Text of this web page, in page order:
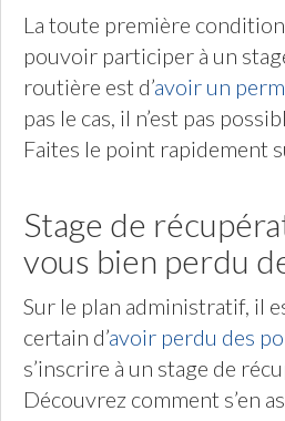
La toute première
pouvoir participer à un
routière est d’avoir un
pas le cas, il n’est pas
Faites le point rapidement
Stage de
vous bien perdu
Sur le plan administratif, il
certain d’avoir perdu des
s’inscrire à un stage de
Découvrez comment s’en